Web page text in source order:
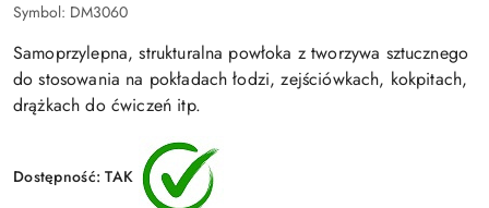
Symbol: DM3060
Samoprzylepna, strukturalna powłoka z tworzywa sztucznego
do stosowania na pokładach łodzi, zejściówkach, kokpitach,
drążkach do ćwiczeń itp.
Dostępność:TAK